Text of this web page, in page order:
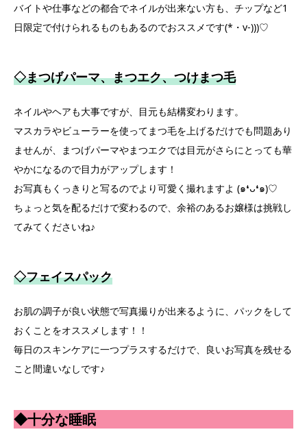
バイトや仕事などの都合でネイルが出来ない方も、チップなど1
日限定で付けられるものもあるのでおススメです(*・v-)))♡
◇まつげパーマ、まつエク、つけまつ毛
ネイルやヘアも大事ですが、目元も結構変わります。
マスカラやビューラーを使ってまつ毛を上げるだけでも問題あり
ませんが、まつげパーマやまつエクでは目元がさらにとっても華
やかになるので目力がアップします！
お写真もくっきりと写るのでより可愛く撮れますよ (๑❛ᴗ❛๑)♡
ちょっと気を配るだけで変わるので、余裕のあるお嬢様は挑戦し
てみてくださいね♪
◇フェイスパック
お肌の調子が良い状態で写真撮りが出来るように、パックをして
おくことをオススメします！！
毎日のスキンケアに一つプラスするだけで、良いお写真を残せる
こと間違いなしです♪
◆十分な睡眠